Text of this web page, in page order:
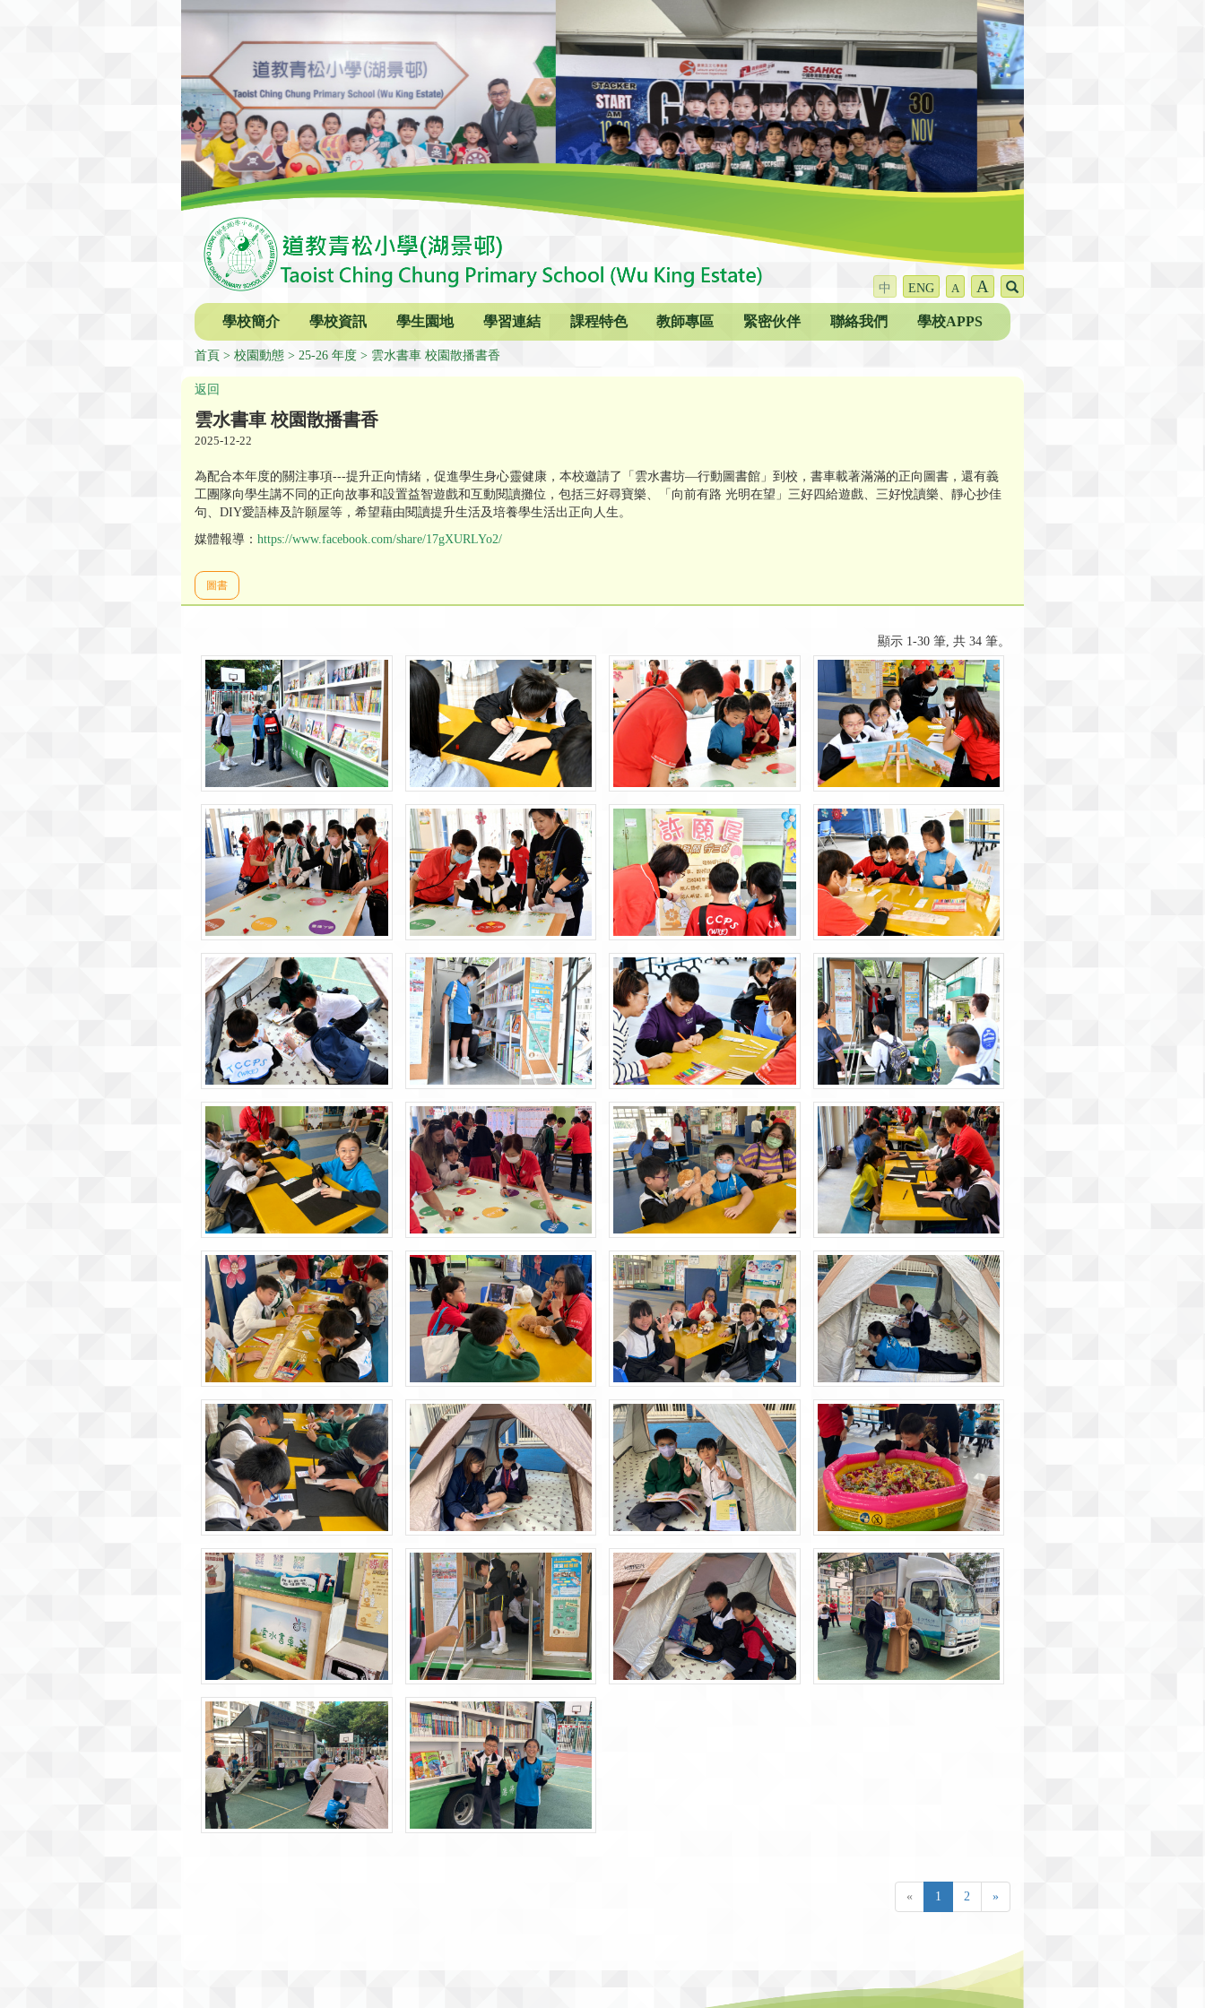
中 ENG A A
學校簡介 學校資訊 學生園地 學習連結 課程特色 教師專區 緊密伙伴 聯絡我們 學校APPS
首頁 校園動態 25-26 年度 雲水書車 校園散播書香
返回
雲水書車 校園散播書香
2025-12-22
為配合本年度的關注事項---提升正向情緒，促進學生身心靈健康，本校邀請了「雲水書坊—行動圖書館」到校，書車載著滿滿的正向圖書，還有義
工團隊向學生講不同的正向故事和設置益智遊戲和互動閱讀攤位，包括三好尋寶樂、「向前有路 光明在望」三好四給遊戲、三好悅讀樂、靜心抄佳
句、DIY愛語棒及許願屋等，希望藉由閱讀提升生活及培養學生活出正向人生。
媒體報導： https://www.facebook.com/share/17gXURLYo2/
圖書
顯示 1-30 筆, 共 34 筆。
« 1 2 »